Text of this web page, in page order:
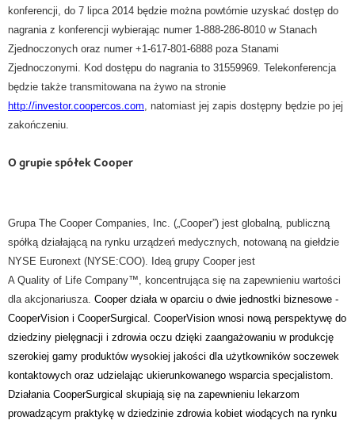
konferencji, do 7 lipca 2014 będzie można powtórnie uzyskać dostęp do
nagrania z konferencji wybierając numer 1-888-286-8010 w Stanach
Zjednoczonych oraz numer +1-617-801-6888 poza Stanami
Zjednoczonymi. Kod dostępu do nagrania to 31559969. Telekonferencja
będzie także transmitowana na żywo na stronie
http://investor.coopercos.com, natomiast jej zapis dostępny będzie po jej
zakończeniu.
O grupie spółek Cooper
Grupa The Cooper Companies, Inc. („Cooper”) jest globalną, publiczną
spółką działającą na rynku urządzeń medycznych, notowaną na giełdzie
NYSE Euronext (NYSE:COO). Ideą grupy Cooper jest
A Quality of Life Company™, koncentrująca się na zapewnieniu wartości
dla akcjonariusza. Cooper działa w oparciu o dwie jednostki biznesowe -
CooperVision i CooperSurgical. CooperVision wnosi nową perspektywę do
dziedziny pielęgnacji i zdrowia oczu dzięki zaangażowaniu w produkcję
szerokiej gamy produktów wysokiej jakości dla użytkowników soczewek
kontaktowych oraz udzielając ukierunkowanego wsparcia specjalistom.
Działania CooperSurgical skupiają się na zapewnieniu lekarzom
prowadzącym praktykę w dziedzinie zdrowia kobiet wiodących na rynku